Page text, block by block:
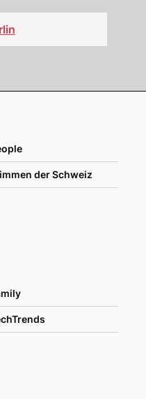
der Schweiz